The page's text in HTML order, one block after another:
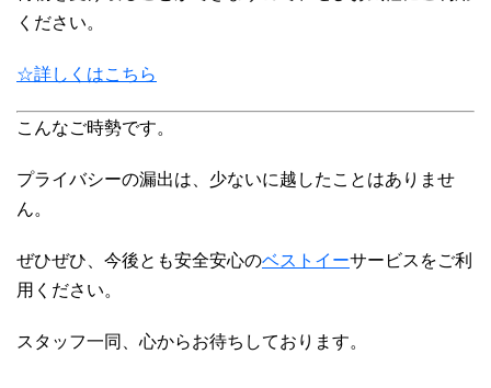
ください。
☆詳しくはこちら
こんなご時勢です。
プライバシーの漏出は、少ないに越したことはありませ
ん。
ぜひぜひ、今後とも安全安心のベストイーサービスをご利
用ください。
スタッフ一同、心からお待ちしております。